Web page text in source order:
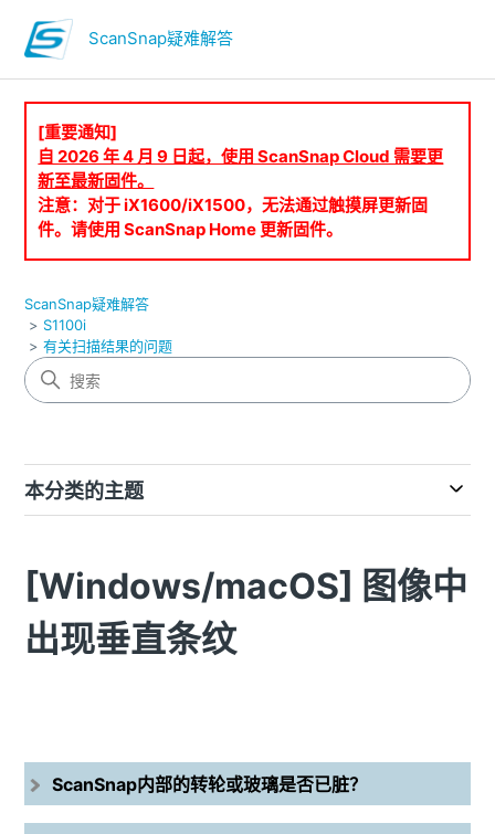
ScanSnap疑难解答
[重要通知]
自 2026 年 4 月 9 日起，使用 ScanSnap Cloud 需要更
新至最新固件。
注意：对于 iX1600/iX1500，无法通过触摸屏更新固
件。请使用 ScanSnap Home 更新固件。
ScanSnap疑难解答
S1100i
有关扫描结果的问题
本分类的主题
[Windows/macOS] 图像中
出现垂直条纹
ScanSnap内部的转轮或玻璃是否已脏？